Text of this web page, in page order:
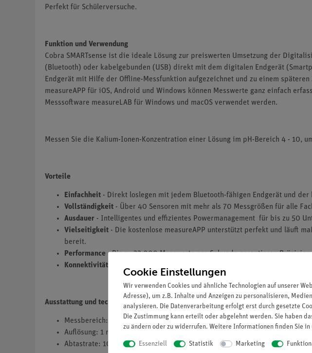
Perfekt für Schülerversuche.
Funktion und Verwendung
Cobra SMARTsense ist die ideale Lösung zur preiswerten Umsetzung der
(Bluetooth) oder kabelgebunden (USB) direkt mit dem digitalen Endgerät
Endgerät mit Hilfe der Offline-Messfunktion aufgezeichnet und zu einem
measureAPP für iOS, Android und Windows können Messwerte ganz einfach
Messsoftware measureLAB für Windows und macOS verwendet werden.
Messen Sie die Kalium-Ionen-Konzentration einer Lösung im pH-Bereich 4 - 10,
Vorteile
Einfachheit - Direkt loslegen mit jedem Bluetooth-fähigen Endgerät und der
Vollständigkeit - Über 40 Sensoren mit mehr als 70 Messgrößen für alle
Ausdauer - Intelligentes und effizientes Powermanagement für bis zu 50
Vielseitigkeit - Die kostenlose measureAPP unterstützt perfekt und läuft
bereit.
Performance - Bis zu 32.000 Messwerte pro Sekunde garantieren
Konnektivität
Ausstattung und technische Daten
Messbereich: 0,4 ... 3900 mg/l
Auflösung: 1 mg/l
Abtastrate: 10 Hz
Cookie Einstellungen
Wir verwenden Cookies und ähnliche Technologien auf unserer
Adresse), um z.B. Inhalte und Anzeigen zu personalisieren,
analysieren. Die Datenverarbeitung erfolgt erst durch gesetzte
Die Zustimmung kann erteilt oder abgelehnt werden. Sie haben
zu ändern oder zu widerrufen. Weitere Informationen finden Sie in
Essenziell Statistik Marketing